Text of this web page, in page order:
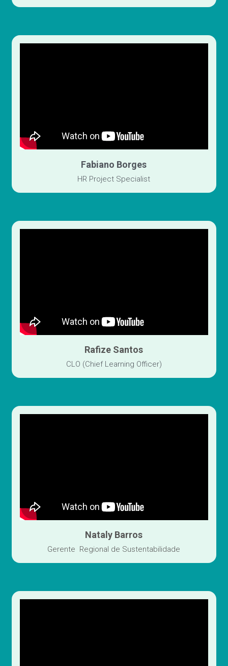
Fabiano Borges
HR Project Specialist
Rafize Santos
CLO (Chief Learning Officer)
Nataly Barros
Gerente  Regional de Sustentabilidade